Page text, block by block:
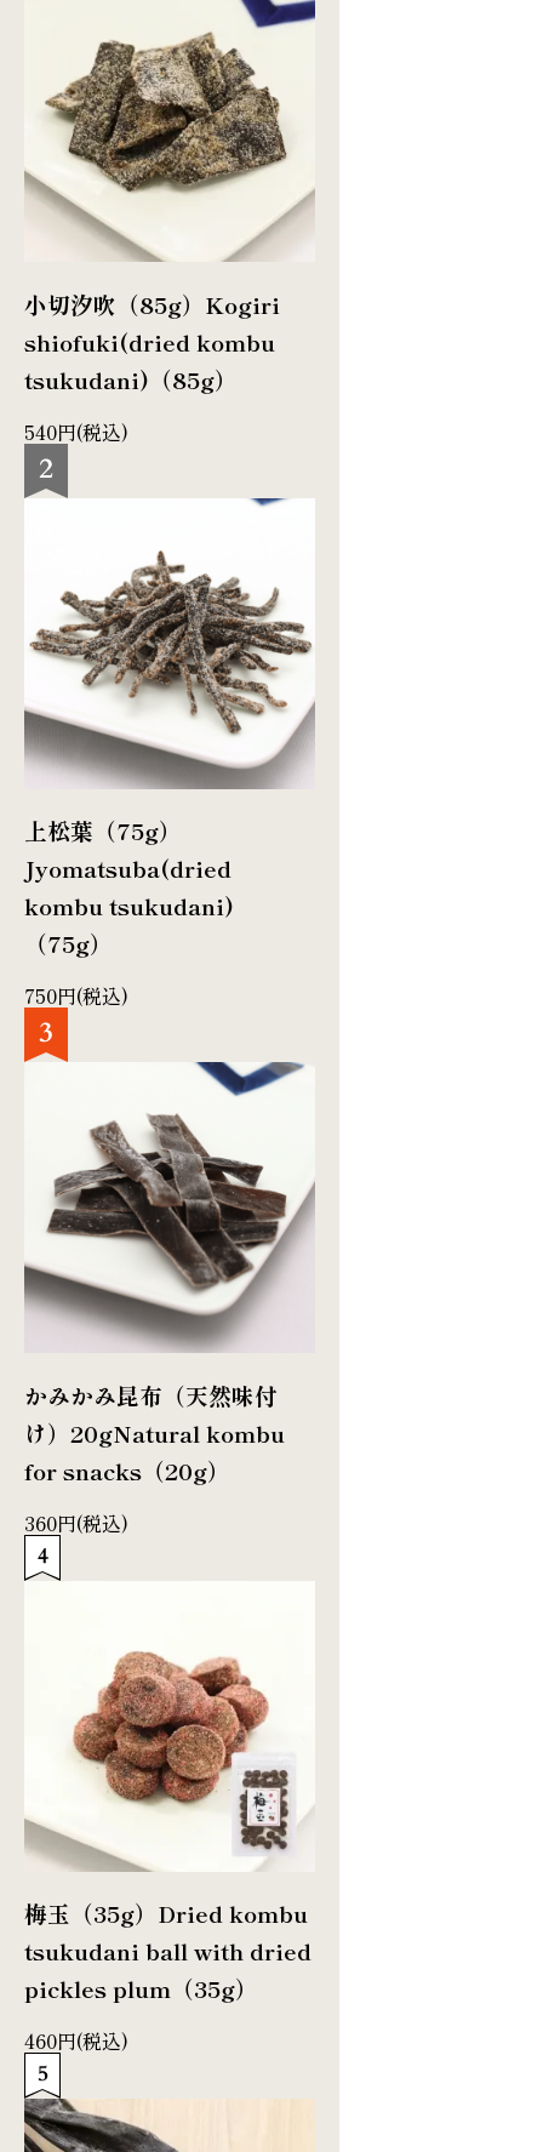
小切汐吹（85g） Kogiri
shiofuki(dried kombu
tsukudani)（85g）
540円(税込)
上松葉（75g）
Jyomatsuba(dried
kombu tsukudani)
（75g）
750円(税込)
かみかみ昆布（天然味付
け）20gNatural kombu
for snacks（20g）
360円(税込)
梅玉（35g） Dried kombu
tsukudani ball with dried
pickles plum（35g）
460円(税込)